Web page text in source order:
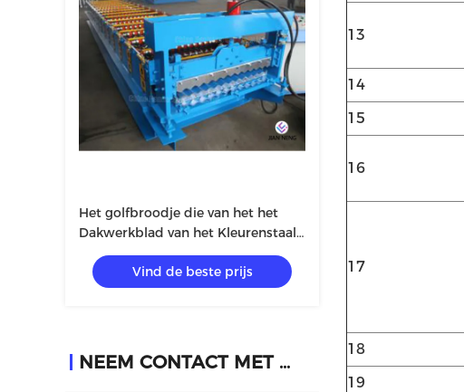
Het golfbroodje die van het het
Dakwerkblad van het Kleurenstaal
Machine 8~12m/min vormen
Vind de beste prijs
NEEM CONTACT MET ONS OP
13
14
15
16
17
18
19